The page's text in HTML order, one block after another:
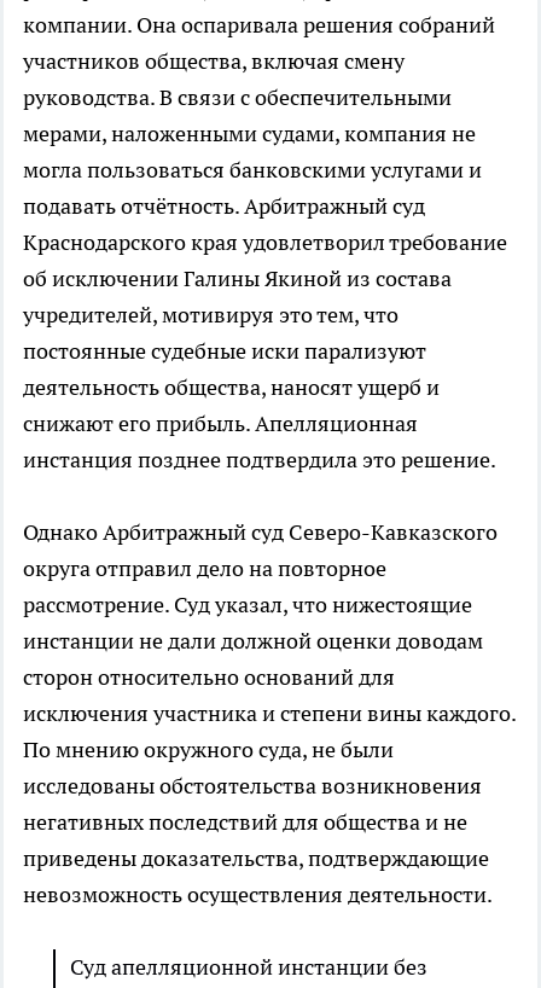
компании. Она оспаривала решения собраний
участников общества, включая смену
руководства. В связи с обеспечительными
мерами, наложенными судами, компания не
могла пользоваться банковскими услугами и
подавать отчётность. Арбитражный суд
Краснодарского края удовлетворил требование
об исключении Галины Якиной из состава
учредителей, мотивируя это тем, что
постоянные судебные иски парализуют
деятельность общества, наносят ущерб и
снижают его прибыль. Апелляционная
инстанция позднее подтвердила это решение.
Однако Арбитражный суд Северо-Кавказского
округа отправил дело на повторное
рассмотрение. Суд указал, что нижестоящие
инстанции не дали должной оценки доводам
сторон относительно оснований для
исключения участника и степени вины каждого.
По мнению окружного суда, не были
исследованы обстоятельства возникновения
негативных последствий для общества и не
приведены доказательства, подтверждающие
невозможность осуществления деятельности.
Суд апелляционной инстанции без